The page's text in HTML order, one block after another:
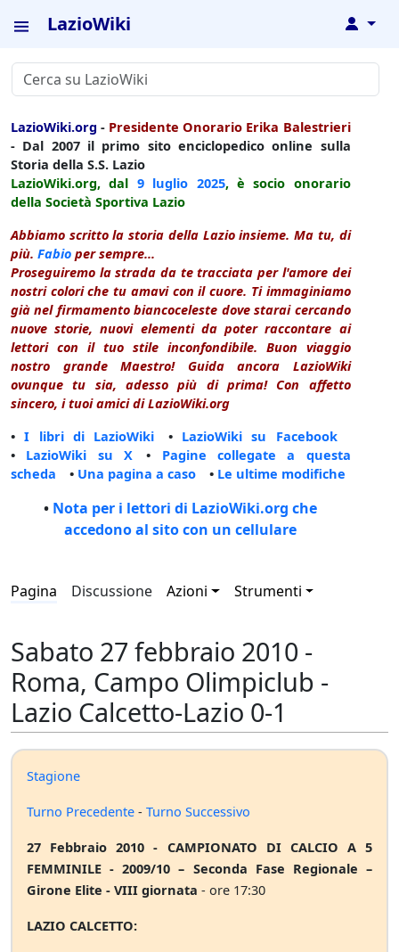
LazioWiki ↓
LazioWiki.org - Presidente Onorario Erika Balestrieri
- Dal 2007 il primo sito enciclopedico online sulla
Storia della S.S. Lazio
LazioWiki.org, dal 9 luglio 2025, è socio onorario
della Società Sportiva Lazio
Abbiamo scritto la storia della Lazio insieme. Ma tu, di
più. Fabio per sempre...
Proseguiremo la strada da te tracciata per l'amore dei
nostri colori che tu amavi con il cuore. Ti immaginiamo
già nel firmamento biancoceleste dove starai cercando
nuove storie, nuovi elementi da poter raccontare ai
lettori con il tuo stile inconfondibile. Buon viaggio
nostro grande Maestro! Guida ancora LazioWiki
ovunque tu sia, adesso più di prima! Con affetto
sincero, i tuoi amici di LazioWiki.org
•I libri di LazioWiki • LazioWiki su Facebook
• LazioWiki su X • Pagine collegate a questa
scheda • Una pagina a caso • Le ultime modifiche
• Nota per i lettori di LazioWiki.org che
accedono al sito con un cellulare
Pagina Discussione Azioni Strumenti
Sabato 27 febbraio 2010 -
Roma, Campo Olimpiclub -
Lazio Calcetto-Lazio 0-1
Stagione
Turno Precedente - Turno Successivo
27 Febbraio 2010 - CAMPIONATO DI CALCIO A 5
FEMMINILE - 2009/10 – Seconda Fase Regionale –
Girone Elite - VIII giornata - ore 17:30
LAZIO CALCETTO: